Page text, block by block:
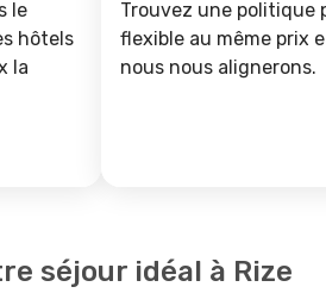
le
hôtels
la
Trouvez une politique
flexible au même prix
nous nous alignerons.
séjour idéal à Rize